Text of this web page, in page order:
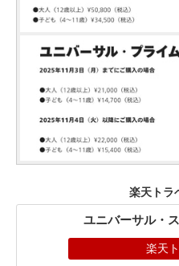
楽天トラ
ユニバーサル・
楽天